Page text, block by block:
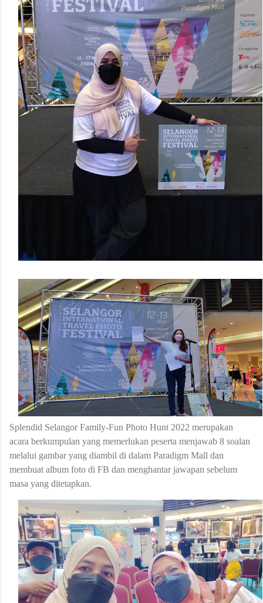
Splendid Selangor Family-Fun Photo Hunt 2022 merupakan
acara berkumpulan yang memerlukan peserta menjawab 8 soalan
melalui gambar yang diambil di dalam Paradigm Mall dan
membuat album foto di FB dan menghantar jawapan sebelum
masa yang ditetapkan.